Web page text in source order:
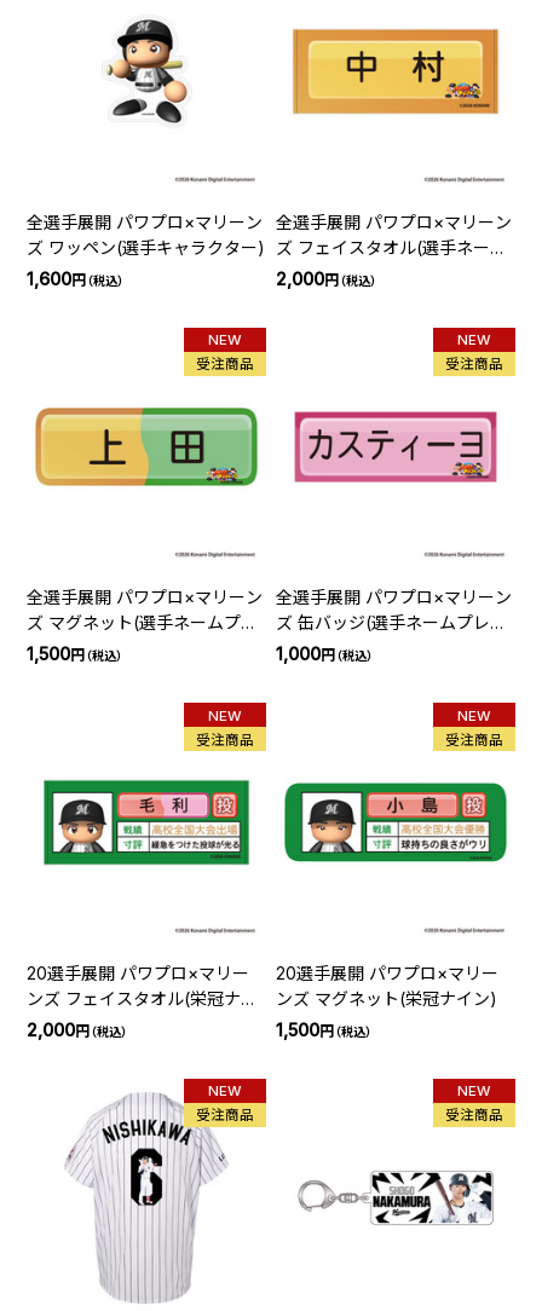
全選手展開 パワプロ×マリーン
ズ ワッペン(選手キャラクター)
1,600円（税込）
全選手展開 パワプロ×マリーン
ズ フェイスタオル(選手ネーム
プレート)
2,000円（税込）
NEW
受注商品
全選手展開 パワプロ×マリーン
ズ マグネット(選手ネームプレ
ート)
1,500円（税込）
NEW
受注商品
全選手展開 パワプロ×マリーン
ズ 缶バッジ(選手ネームプレー
ト)
1,000円（税込）
NEW
受注商品
20選手展開 パワプロ×マリー
ンズ フェイスタオル(栄冠ナイ
ン)
2,000円（税込）
NEW
受注商品
20選手展開 パワプロ×マリー
ンズ マグネット(栄冠ナイン)
1,500円（税込）
NEW
受注商品
NEW
受注商品